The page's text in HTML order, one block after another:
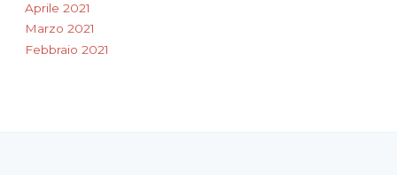
Aprile 2021
Marzo 2021
Febbraio 2021